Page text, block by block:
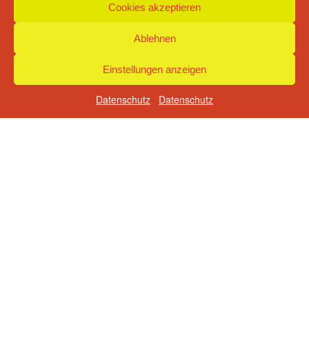
Cookies akzeptieren
Ablehnen
Einstellungen anzeigen
Datenschutz Datenschutz
Startseite
Kontakt & Anfahrt
Impressum